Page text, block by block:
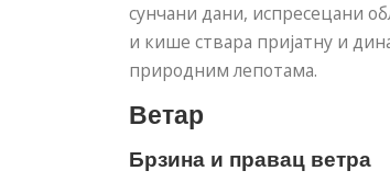
сунчани дани, испресецани
и кише ствара пријатну и
природним лепотама.
Ветар
Брзина и правац ветра